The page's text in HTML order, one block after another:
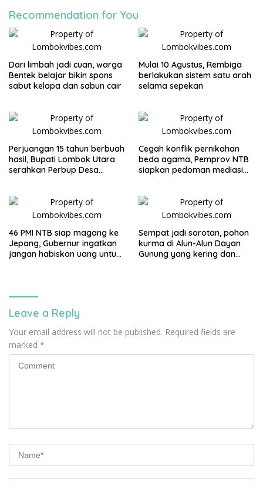
Recommendation for You
Dari limbah jadi cuan, warga
Bentek belajar bikin spons
sabut kelapa dan sabun cair
Mulai 10 Agustus, Rembiga
berlakukan sistem satu arah
selama sepekan
Perjuangan 15 tahun berbuah
hasil, Bupati Lombok Utara
serahkan Perbup Desa
Cegah konflik pernikahan
beda agama, Pemprov NTB
siapkan pedoman mediasi
46 PMI NTB siap magang ke
Jepang, Gubernur ingatkan
jangan habiskan uang untuk
Sempat jadi sorotan, pohon
kurma di Alun-Alun Dayan
Gunung yang kering dan
Leave a Reply
Your email address will not be published. Required fields are
marked *